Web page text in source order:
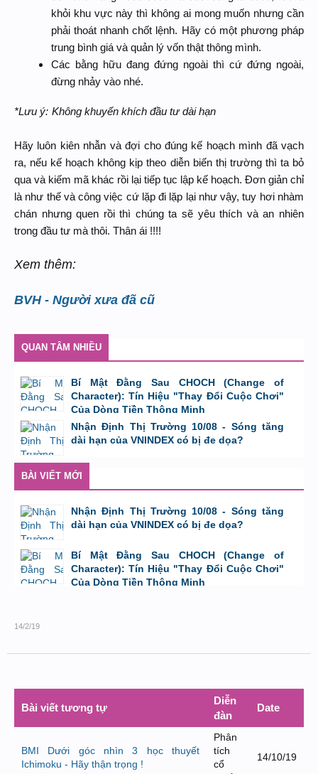
khỏi khu vực này thì không ai mong muốn nhưng cần
phải thoát nhanh chốt lệnh. Hãy có một phương pháp
trung bình giá và quản lý vốn thật thông mình.
Các bằng hữu đang đứng ngoài thì cứ đứng ngoài,
đừng nhảy vào nhé.
*Lưu ý: Không khuyến khích đầu tư dài hạn
Hãy luôn kiên nhẫn và đợi cho đúng kế hoạch mình đã vạch
ra, nếu kế hoạch không kịp theo diễn biến thị trường thì ta bỏ
qua và kiếm mã khác rồi lại tiếp tục lập kế hoạch. Đơn giản chỉ
là như thế và công việc cứ lặp đi lặp lại như vậy, tuy hơi nhàm
chán nhưng quen rồi thì chúng ta sẽ yêu thích và an nhiên
trong đầu tư mà thôi. Thân ái !!!!
Xem thêm:
BVH - Người xưa đã cũ
QUAN TÂM NHIỀU
Bí Mật Đằng Sau CHOCH (Change of
Character): Tín Hiệu "Thay Đổi Cuộc Chơi"
Của Dòng Tiền Thông Minh
bởi Tuấn Thành,8/8/26 lúc 11:11
Nhận Định Thị Trường 10/08 - Sóng tăng
dài hạn của VNINDEX có bị đe dọa?
BÀI VIẾT MỚI
Nhận Định Thị Trường 10/08 - Sóng tăng
dài hạn của VNINDEX có bị đe dọa?
bởi Tuấn Thành, 9/8/26 lúc 23:08
Bí Mật Đằng Sau CHOCH (Change of
Character): Tín Hiệu "Thay Đổi Cuộc Chơi"
Của Dòng Tiền Thông Minh
14/2/19
Bài viết tương tự
Diễn
đàn
Date
BMI Dưới góc nhìn 3 học thuyết
Ichimoku - Hãy thận trọng !
Phân
tích
cổ
14/10/19